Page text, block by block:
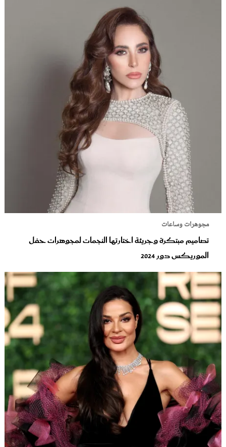
مجوهرات وساعات
تصاميم مبتكرة وجريئة اختارتها النجمات لمجوهرات حفل
الموريكس دور 2024